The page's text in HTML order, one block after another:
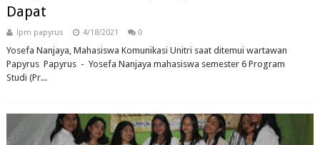
Dapat
lpm papyrus 4/18/2021 0
Yosefa Nanjaya, Mahasiswa Komunikasi Unitri saat ditemui wartawan
Papyrus Papyrus - Yosefa Nanjaya mahasiswa semester 6 Program
Studi (Pr...